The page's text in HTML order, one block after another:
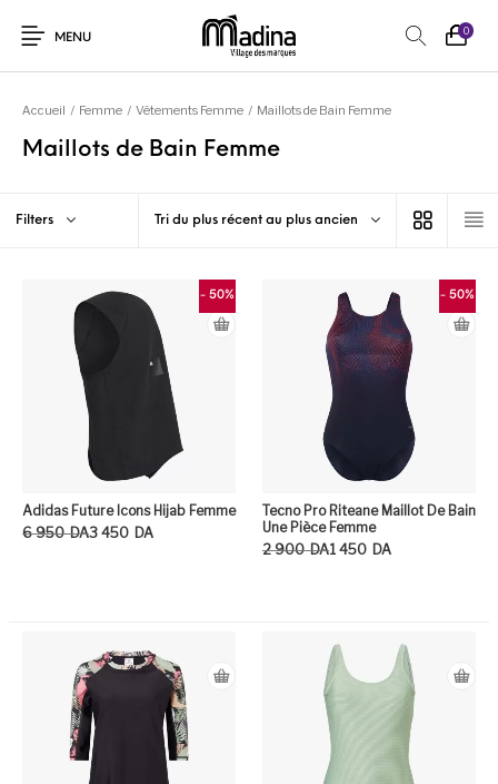
MENU
0
Accueil / Femme / Vêtements Femme / Maillots de Bain Femme
Maillots de Bain Femme
Filters Tri du plus récent au plus ancien
- 50%
Adidas Future Icons Hijab Femme
6 950 DA
Le prix initial était : 6 950DA.
3 450 DA
Le prix actuel est : 3 450DA.
- 50%
Tecno Pro Riteane Maillot De Bain
Une Pièce Femme
2 900 DA
Le prix initial était : 2 900DA.
1 450 DA
Le prix actuel est : 1 450DA.